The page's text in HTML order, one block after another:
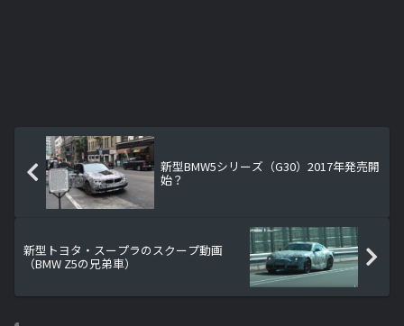
新型BMW5シリーズ（G30）2017年発売開
始？
新型トヨタ・スープラのスクープ動画
（BMW Z5の兄弟車）